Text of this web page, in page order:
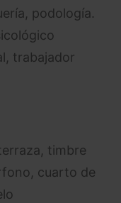
podología.
trabajador
timbre
cuarto de